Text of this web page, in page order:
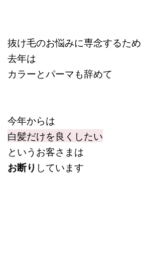
抜け毛のお悩みに専念するため
去年は
カラーとパーマも辞めて
今年からは
白髪だけを良くしたい
というお客さまは
お断り しています